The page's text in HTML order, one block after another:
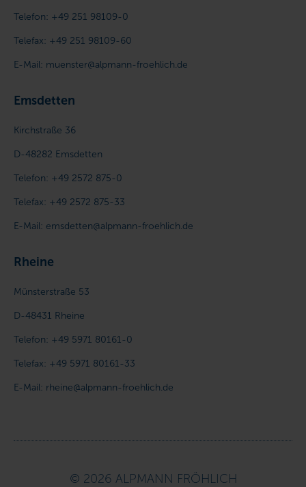
Telefon: +49 251 98109-0
Telefax: +49 251 98109-60
E-Mail: muenster@alpmann-froehlich.de
Emsdetten
Kirchstraße 36
D-48282 Emsdetten
Telefon: +49 2572 875-0
Telefax: +49 2572 875-33
E-Mail: emsdetten@alpmann-froehlich.de
Rheine
Münsterstraße 53
D-48431 Rheine
Telefon: +49 5971 80161-0
Telefax: +49 5971 80161-33
E-Mail: rheine@alpmann-froehlich.de
© 2026 ALPMANN FRÖHLICH